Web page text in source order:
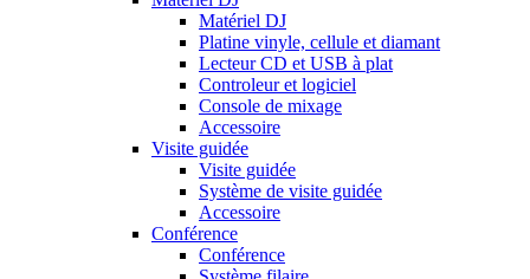
Matériel DJ
Platine vinyle, cellule et diamant
Lecteur CD et USB à plat
Controleur et logiciel
Console de mixage
Accessoire
Visite guidée
Visite guidée
Système de visite guidée
Accessoire
Conférence
Conférence